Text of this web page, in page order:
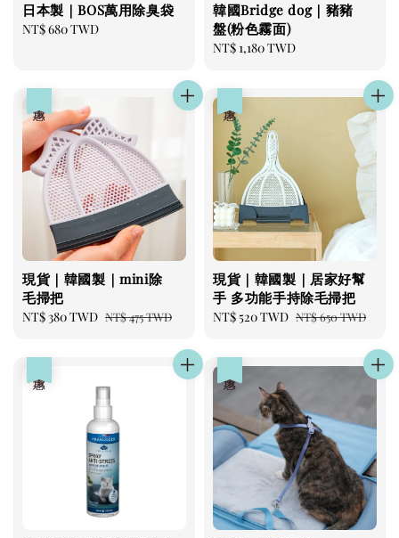
日本製｜BOS萬用除臭袋
Regular
NT$ 680 TWD
韓國Bridge dog｜豬豬
盤(粉色霧面)
Regular
NT$ 1,180 TWD
現貨｜韓國製｜mini除
毛掃把
Sale
NT$ 380 TWD Regular
NT$ 475 TWD
現貨｜韓國製｜居家好幫
手 多功能手持除毛掃把
Sale
NT$ 520 TWD Regular
NT$ 650 TWD